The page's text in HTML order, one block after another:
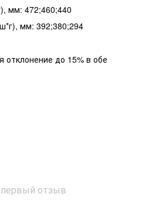
мм: 472;460;440
мм: 392;380;294
отклонение до 15% в обе
отзыв